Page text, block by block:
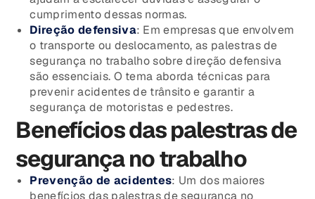
cumprimento dessas normas.
Direção defensiva: Em empresas que envolvem
o transporte ou deslocamento, as palestras de
segurança no trabalho sobre direção defensiva
são essenciais. O tema aborda técnicas para
prevenir acidentes de trânsito e garantir a
segurança de motoristas e pedestres.
Benefícios das palestras de
segurança no trabalho
Prevenção de acidentes: Um dos maiores
benefícios das palestras de segurança no